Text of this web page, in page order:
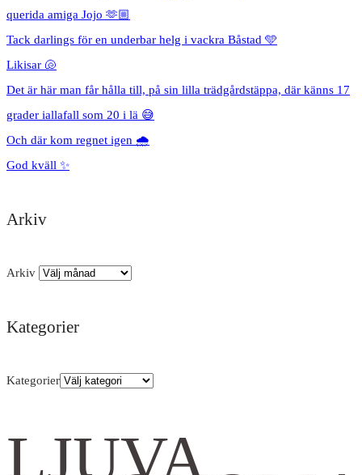
querida amiga Jojo 🫶🏼
Tack darlings för en underbar helg i vackra Båstad 🩵
Likisar 🐚
Det är här man får hålla till, på sin lilla trädgårdstäppa, där känns 17
grader iallafall som 20 i lä 😅
Och där kom regnet igen 🌧️
God kväll ✨
Arkiv
Arkiv
Kategorier
Kategorier
LJUVA